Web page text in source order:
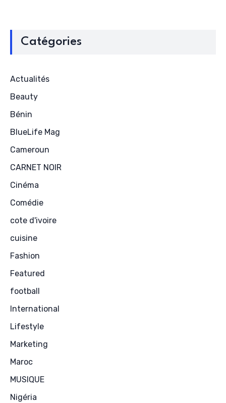
Catégories
Actualités
Beauty
Bénin
BlueLife Mag
Cameroun
CARNET NOIR
Cinéma
Comédie
cote d'ivoire
cuisine
Fashion
Featured
football
International
Lifestyle
Marketing
Maroc
MUSIQUE
Nigéria